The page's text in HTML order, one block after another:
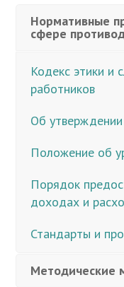
Нормативные
сфере
Кодекс этики и
работников
Об
Положение об
Порядок
доходах и
Стандарты и
Методические